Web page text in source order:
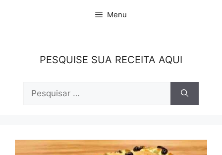
Menu
PESQUISE SUA RECEITA AQUI
por: